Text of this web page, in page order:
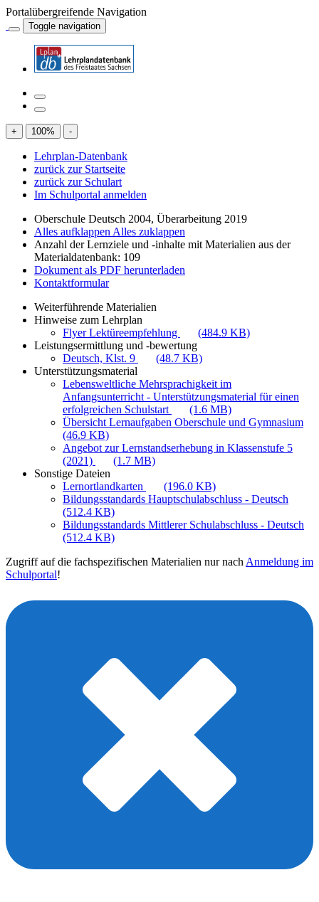
Portalübergreifende Navigation
Toggle navigation
+ 100% -
Lehrplan-Datenbank
zurück zur Startseite
zurück zur Schulart
Im Schulportal anmelden
Oberschule Deutsch 2004, Überarbeitung 2019
Alles aufklappen Alles zuklappen
Anzahl der Lernziele und -inhalte mit Materialien aus der
Materialdatenbank: 109
Dokument als PDF herunterladen
Kontaktformular
Weiterführende Materialien
Hinweise zum Lehrplan
Flyer Lektüreempfehlung
(484.9 KB)
Leistungsermittlung und -bewertung
Deutsch, Klst. 9
(48.7 KB)
Unterstützungsmaterial
Lebensweltliche Mehrsprachigkeit im
Anfangsunterricht - Unterstützungsmaterial für einen
erfolgreichen Schulstart
(1.6 MB)
Übersicht Lernaufgaben Oberschule und Gymnasium
(46.9 KB)
Angebot zur Lernstandserhebung in Klassenstufe 5
(2021)
(1.7 MB)
Sonstige Dateien
Lernortlandkarten
(196.0 KB)
Bildungsstandards Hauptschulabschluss - Deutsch
(512.4 KB)
Bildungsstandards Mittlerer Schulabschluss - Deutsch
(512.4 KB)
Zugriff auf die fachspezifischen Materialien nur nach Anmeldung im
Schulportal!